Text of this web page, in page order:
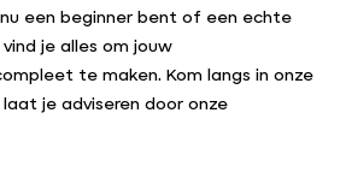
een beginner bent of een echte
je alles om jouw
te maken. Kom langs in onze
laat je adviseren door onze